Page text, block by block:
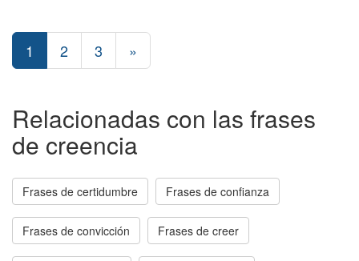
1 2 3 »
Relacionadas con las frases
de creencia
Frases de certidumbre Frases de confianza
Frases de convicción Frases de creer